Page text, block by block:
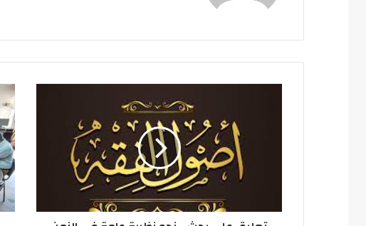
ب
ح
ل
ق
ة
ن
ق
ش
ي